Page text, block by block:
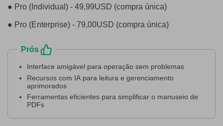
● Pro (Individual) - 49,99USD (compra única)
● Pro (Enterprise) - 79,00USD (compra única)
Prós
Interface amigável para operação sem problemas
Recursos com IA para leitura e gerenciamento
aprimorados
Ferramentas eficientes para simplificar o manuseio de
PDFs